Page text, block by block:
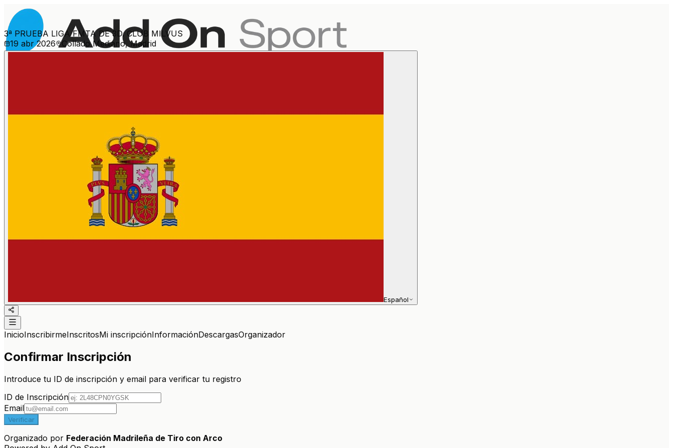
3ª PRUEBA LIGA FMTA DE 3D. CLUB MILVUS
19 abr 2026
Collado Mediano, Madrid
Español
InicioInscribirmeInscritosMi inscripciónInformaciónDescargasOrganizador
Confirmar Inscripción
Introduce tu ID de inscripción y email para verificar tu registro
ID de Inscripción
Email
Verificar
Organizado por Federación Madrileña de Tiro con Arco